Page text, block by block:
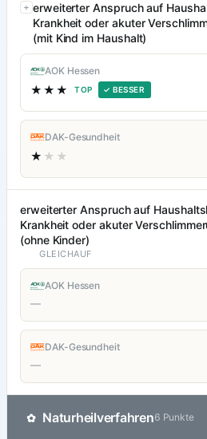
erweiterter Anspruch auf
Krankheit oder akuter
(mit Kind im Haushalt)
AOK Hessen
★★★ TOP ✓ BESSER
DAK-Gesundheit
★ ★★
erweiterter Anspruch auf
Krankheit oder akuter
(ohne Kinder)
GLEICHAUF
AOK Hessen
—
DAK-Gesundheit
—
✿ Naturheilverfahren6 Punkte